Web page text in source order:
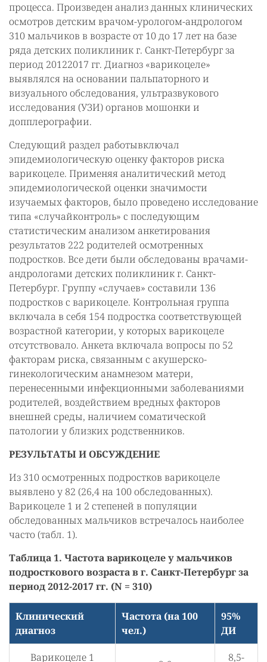
процесса. Произведен анализ данных клинических
осмотров детским врачом-урологом-андрологом
310 мальчиков в возрасте от 10 до 17 лет на базе
ряда детских поликлиник г. Санкт-Петербург за
период 20122017 гг. Диагноз «варикоцеле»
выявлялся на основании пальпаторного и
визуального обследования, ультразвукового
исследования (УЗИ) органов мошонки и
допплерографии.
Следующий раздел работывключал
эпидемиологическую оценку факторов риска
варикоцеле. Применяя аналитический метод
эпидемиологической оценки значимости
изучаемых факторов, было проведено исследование
типа «случайконтроль» с последующим
статистическим анализом анкетирования
результатов 222 родителей осмотренных
подростков. Все дети были обследованы врачами-
андрологами детских поликлиник г. Санкт-
Петербург. Группу «случаев» составили 136
подростков с варикоцеле. Контрольная группа
включала в себя 154 подростка соответствующей
возрастной категории, у которых варикоцеле
отсутствовало. Анкета включала вопросы по 52
факторам риска, связанным с акушерско-
гинекологическим анамнезом матери,
перенесенными инфекционными заболеваниями
родителей, воздействием вредных факторов
внешней среды, наличием соматической
патологии у близких родственников.
РЕЗУЛЬТАТЫ И ОБСУЖДЕНИЕ
Из 310 осмотренных подростков варикоцеле
выявлено у 82 (26,4 на 100 обследованных).
Варикоцеле 1 и 2 степеней в популяции
обследованных мальчиков встречалось наиболее
часто (табл. 1).
Таблица 1. Частота варикоцеле у мальчиков
подросткового возраста в г. Санкт-Петербург за
период 2012-2017 гг. (N = 310)
Клинический
диагноз
Частота (на 100
чел.)
95%
ДИ
Варикоцеле 1 8,5-